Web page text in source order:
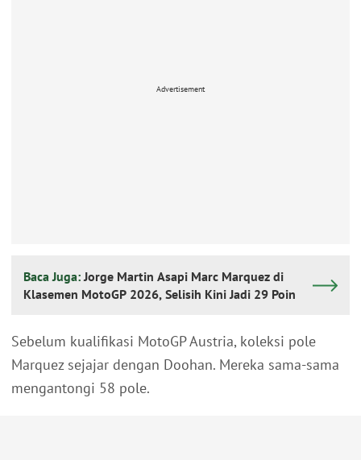
Advertisement
Baca Juga:Jorge Martin Asapi Marc Marquez di
Klasemen MotoGP 2026, Selisih Kini Jadi 29 Poin
Sebelum kualifikasi MotoGP Austria, koleksi pole
Marquez sejajar dengan Doohan. Mereka sama-sama
mengantongi 58 pole.